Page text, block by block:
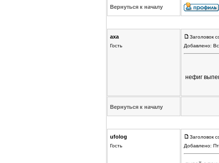
Вернуться к началу
axa
Гость
Заголовок
Добавлено:
нефиг
Вернуться к началу
ufolog
Гость
Заголовок
Добавлено: